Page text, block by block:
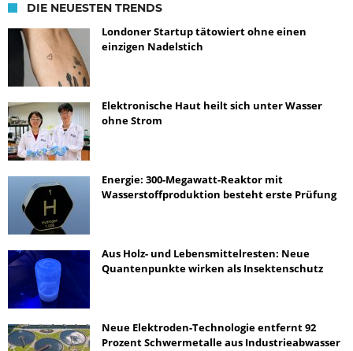
DIE NEUESTEN TRENDS
Londoner Startup tätowiert ohne einen
einzigen Nadelstich
Elektronische Haut heilt sich unter Wasser
ohne Strom
Energie: 300-Megawatt-Reaktor mit
Wasserstoffproduktion besteht erste Prüfung
Aus Holz- und Lebensmittelresten: Neue
Quantenpunkte wirken als Insektenschutz
Neue Elektroden-Technologie entfernt 92
Prozent Schwermetalle aus Industrieabwasser